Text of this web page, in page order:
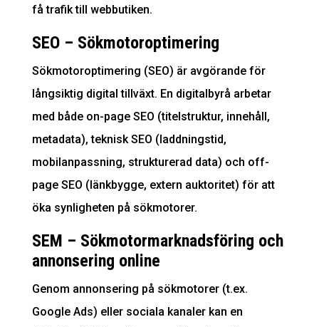
få trafik till webbutiken.
SEO – Sökmotor­optimering
Sökmotoroptimering (SEO) är avgörande för
långsiktig digital tillväxt. En digitalbyrå arbetar
med både on-page SEO (titelstruktur, innehåll,
metadata), teknisk SEO (laddningstid,
mobilanpassning, strukturerad data) och off-
page SEO (länkbygge, extern auktoritet) för att
öka synligheten på sökmotorer.
SEM – Sökmotormarknadsföring och
annonsering online
Genom annonsering på sökmotorer (t.ex.
Google Ads) eller sociala kanaler kan en